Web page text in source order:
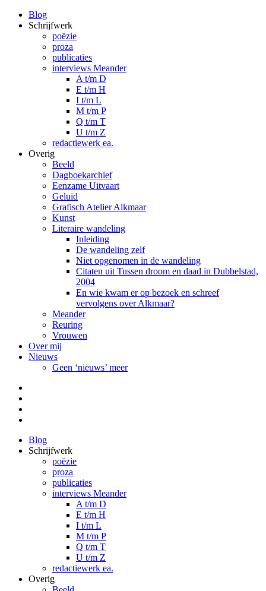
Blog
Schrijfwerk
poëzie
proza
publicaties
interviews Meander
A t/m D
E t/m H
I t/m L
M t/m P
Q t/m T
U t/m Z
redactiewerk ea.
Overig
Beeld
Dagboekarchief
Eenzame Uitvaart
Geluid
Grafisch Atelier Alkmaar
Kunst
Literaire wandeling
Inleiding
De wandeling zelf
Niet opgenomen in de wandeling
Citaten uit Tussen droom en daad in Dubbelstad,
2004
En wie kwam er op bezoek en schreef
vervolgens over Alkmaar?
Meander
Reuring
Vrouwen
Over mij
Nieuws
Geen ‘nieuws’ meer
Blog
Schrijfwerk
poëzie
proza
publicaties
interviews Meander
A t/m D
E t/m H
I t/m L
M t/m P
Q t/m T
U t/m Z
redactiewerk ea.
Overig